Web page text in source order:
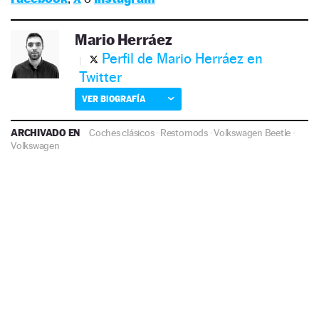
Mario Herráez
Perfil de Mario Herráez en
Twitter
VER BIOGRAFÍA
ARCHIVADO EN Coches clásicos· Restomods·Volkswagen Beetle ·
Volkswagen